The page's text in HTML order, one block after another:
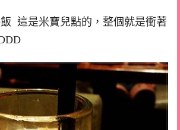
這是米寶兒點的，整個就是衝著